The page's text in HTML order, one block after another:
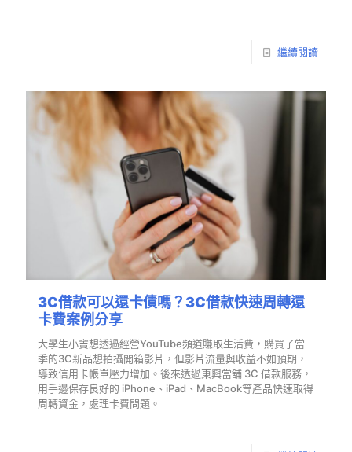
繼續閱讀
3C借款可以還卡債嗎？3C借款快速周轉還
卡費案例分享
大學生小竇想透過經營YouTube頻道賺取生活費，購買了當
季的3C新品想拍攝開箱影片，但影片流量與收益不如預期，
導致信用卡帳單壓力增加。後來透過東興當舖 3C 借款服務，
用手邊保存良好的 iPhone、iPad、MacBook等產品快速取得
周轉資金，處理卡費問題。